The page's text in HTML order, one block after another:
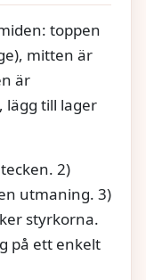
toppen
mitten är
är
lägg till lager
2)
utmaning. 3)
styrkorna.
på ett enkelt